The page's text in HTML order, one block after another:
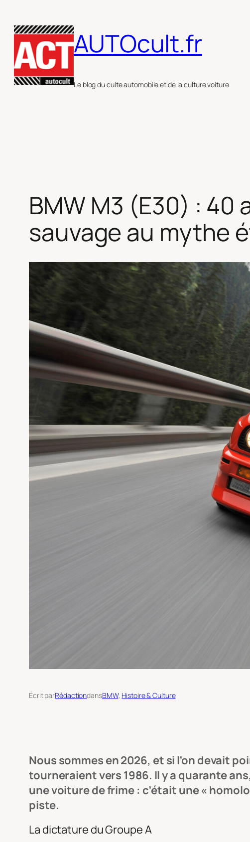
au
contenu
AUTOcult.fr
Le blog du culte automobile et de la culture voiture
BMW M3 (E30) : 40
sauvage au mythe
Écrit parRédactiondansBMW, Histoire & Culture
Nous sommes en 2026, et si l’on devait
tourneraient vers 1986. Il y a quarante
une voiture de frime : c’était une «
piste.
La dictature du Groupe A